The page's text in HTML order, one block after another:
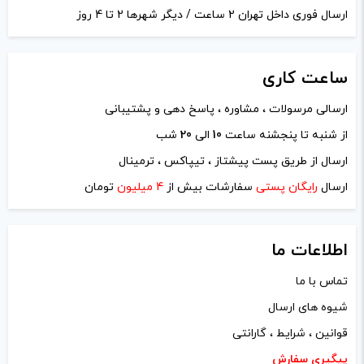
نام*
ایمیل*
ذخیره نام، ایمیل و وبسایت من در مرورگر برای زمانی که دوباره
دیدگاهی می‌نویسم.
ارسال فوری داخل تهران 2 ساعت / دیگر شهرها 2 تا 4 روز
ساعت کاری
ارسالی مرسولات ، مشاوره ، پاسخ دهی و پشتیبانی
از شنبه تا پنجشنه ساعت 10 الی 20 شب
ارسال از طریق پست پیشتاز ، تیپاکس ، ترمینال
ارسال رایگان پستی سفارشات بیش از 4 میلیون تومان
اطلاعات ما
تماس با ما
شیوه های ارسال
قوانین ، شرایط ، گارانتی
پیگیری سفارش